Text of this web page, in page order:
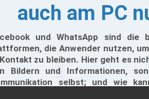
auch am PC
und WhatsApp sind die
die Anwender nutzen,
zu bleiben. Hier geht es
Bildern und Informationen,
selbst; und wie
gestalten? Richtig, mit